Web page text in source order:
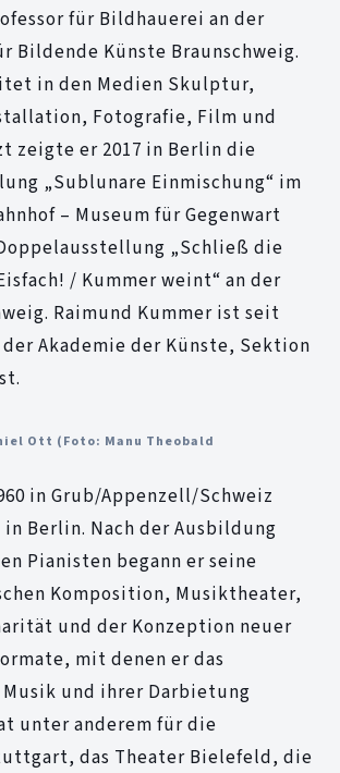
für Bildhauerei an der
Bildende Künste Braunschweig.
in den Medien Skulptur,
Fotografie, Film und
zeigte er 2017 in Berlin die
„Sublunare Einmischung“ im
– Museum für Gegenwart
„Schließ die
/ Kummer weint“ an der
Raimund Kummer ist seit
Akademie der Künste, Sektion
Ott (Foto: Manu Theobald
in Grub/Appenzell/Schweiz
Berlin. Nach der Ausbildung
Pianisten begann er seine
Komposition, Musiktheater,
und der Konzeption neuer
mit denen er das
und ihrer Darbietung
unter anderem für die
das Theater Bielefeld, die